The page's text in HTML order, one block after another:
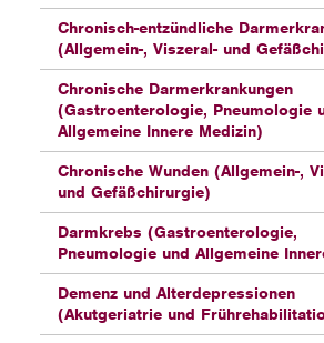
Chronisch-entzündliche
(Allgemein-, Viszeral- und
Chronische Darmerkrankungen
(Gastroenterologie, Pneumologie
Allgemeine Innere Medizin)
Chronische Wunden (Allgemein-,
und Gefäßchirurgie)
Darmkrebs (Gastroenterologie,
Pneumologie und Allgemeine
Demenz und Alterdepressionen
(Akutgeriatrie und